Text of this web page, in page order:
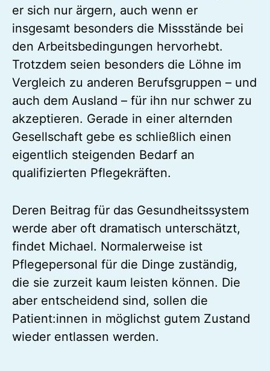
er sich nur ärgern, auch wenn er
insgesamt besonders die Missstände bei
den Arbeitsbedingungen hervorhebt.
Trotzdem seien besonders die Löhne im
Vergleich zu anderen Berufsgruppen – und
auch dem Ausland – für ihn nur schwer zu
akzeptieren. Gerade in einer alternden
Gesellschaft gebe es schließlich einen
eigentlich steigenden Bedarf an
qualifizierten Pflegekräften.
Deren Beitrag für das Gesundheitssystem
werde aber oft dramatisch unterschätzt,
findet Michael. Normalerweise ist
Pflegepersonal für die Dinge zuständig,
die sie zurzeit kaum leisten können. Die
aber entscheidend sind, sollen die
Patient:innen in möglichst gutem Zustand
wieder entlassen werden.